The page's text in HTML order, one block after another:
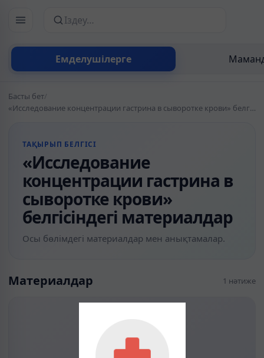
Емделушілерге
Сайттан іздеу
Басты бет/
«Исследование концентрации гастрина в сыворотке крови» белгісіндегі материалдар
ТАҚЫРЫП БЕЛГІСІ
«Исследование
концентрации гастрина в
сыворотке крови»
белгісіндегі материалдар
Осы бөлімдегі материалдар мен анықтамалар.
Материалдар 1 нәтиже